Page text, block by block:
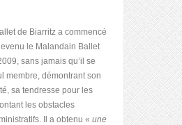
de Biarritz a commencé
le Malandain Ballet
sans jamais qu’il se
membre, démontrant son
sa tendresse pour les
les obstacles
Il a obtenu « une